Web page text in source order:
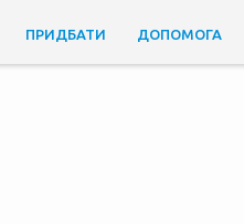
ПРИДБАТИ ДОПОМОГА